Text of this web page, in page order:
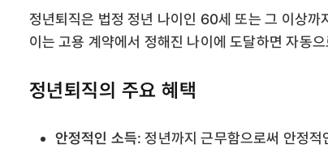
정년퇴직은 법정 정년 나이인 60세 또는 그 이상까
이는 고용 계약에서 정해진 나이에 도달하면 자동
정년퇴직의 주요 혜택
안정적인 소득: 정년까지 근무함으로써 안정